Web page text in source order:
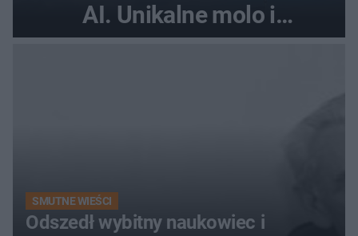
AI. Unikalne molo i
SMUTNE WIEŚCI
Odszedł wybitny naukowiec i